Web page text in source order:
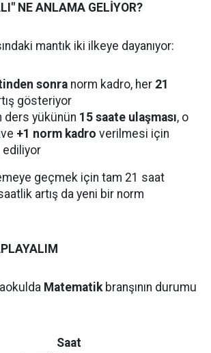
NE ANLAMA GELİYOR?
mantık iki ilkeye dayanıyor:
sonra norm kadro, her 21
gösteriyor
ders yükünün 15 saate ulaşması, o
+1 norm kadro verilmesi için
ediliyor
geçmek için tam 21 saat
artış da yeni bir norm
Matematikbranşının durumu
Saat